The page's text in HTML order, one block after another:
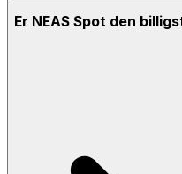
Er NEAS Spot den